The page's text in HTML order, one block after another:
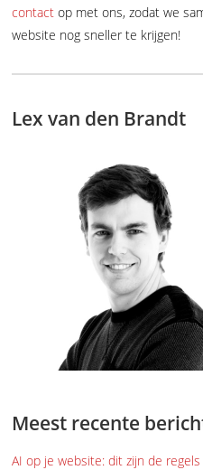
contact op met ons, zodat we
website nog sneller te krijgen!
Lex van den Brandt
Meest recente
AI op je website: dit zijn de